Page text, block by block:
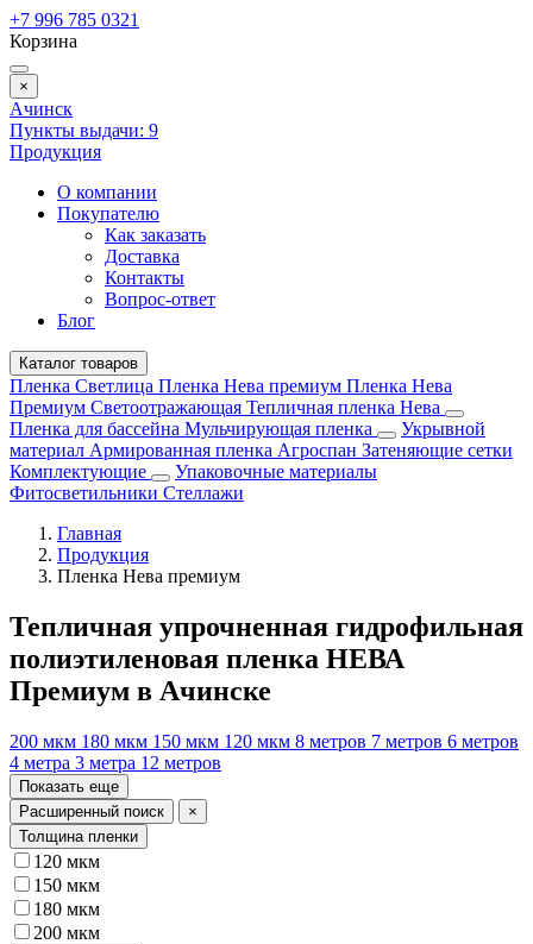
+7 996 785 0321
Корзина
×
Ачинск
Пункты выдачи: 9
Продукция
О компании
Покупателю
Как заказать
Доставка
Контакты
Вопрос-ответ
Блог
Каталог товаров
Пленка Светлица Пленка Нева премиум Пленка Нева
Премиум Светоотражающая Тепличная пленка Нева
Пленка для бассейна Мульчирующая пленка
Укрывной
материал Армированная пленка Агроспан Затеняющие сетки
Комплектующие
Упаковочные материалы
Фитосветильники Стеллажи
Главная
Продукция
Пленка Нева премиум
Тепличная упрочненная гидрофильная
полиэтиленовая пленка НЕВА
Премиум в Ачинске
200 мкм 180 мкм 150 мкм 120 мкм 8 метров 7 метров 6 метров
4 метра 3 метра 12 метров
Показать еще
Расширенный поиск
×
Толщина пленки
120 мкм
150 мкм
180 мкм
200 мкм